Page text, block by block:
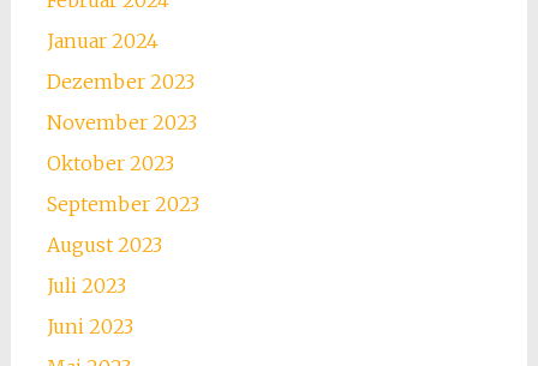
Januar 2024
Dezember 2023
November 2023
Oktober 2023
September 2023
August 2023
Juli 2023
Juni 2023